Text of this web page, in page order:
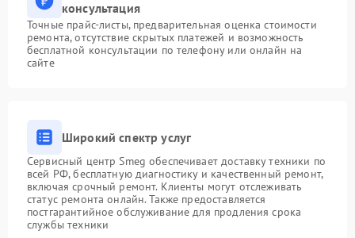
консультация
Точные прайс-листы, предварительная оценка стоимости
ремонта, отсутствие скрытых платежей и возможность
бесплатной консультации по телефону или онлайн на
сайте
Широкий спектр услуг
Сервисный центр Smeg обеспечивает доставку техники по
всей РФ, бесплатную диагностику и качественный ремонт,
включая срочный ремонт. Клиенты могут отслеживать
статус ремонта онлайн. Также предоставляется
постгарантийное обслуживание для продления срока
службы техники